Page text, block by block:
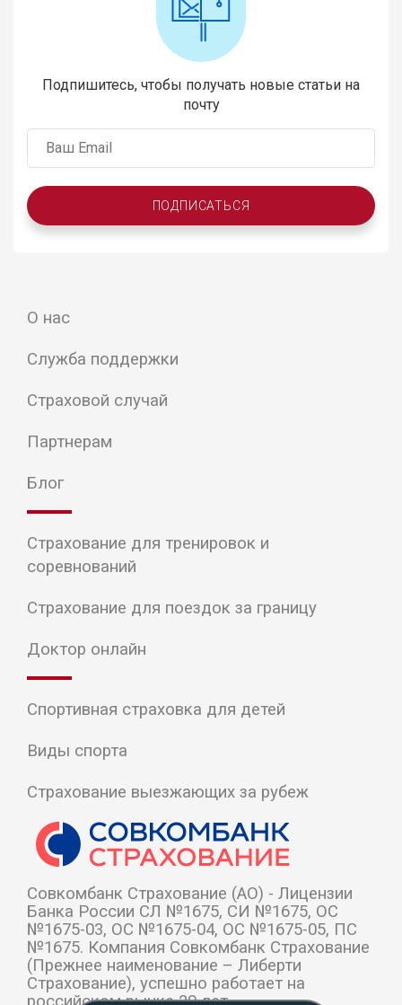
Подпишитесь, чтобы получать новые статьи на
почту
ПОДПИСАТЬСЯ
О нас
Служба поддержки
Страховой случай
Партнерам
Блог
Страхование для тренировок и
соревнований
Страхование для поездок за границу
Доктор онлайн
Спортивная страховка для детей
Виды спорта
Страхование выезжающих за рубеж
Cовкомбанк Страхование (АО) - Лицензии
Банка России СЛ №1675, СИ №1675, ОС
№1675-03, ОС №1675-04, ОС №1675-05, ПС
№1675. Компания Совкомбанк Страхование
(Прежнее наименование – Либерти
Страхование), успешно работает на